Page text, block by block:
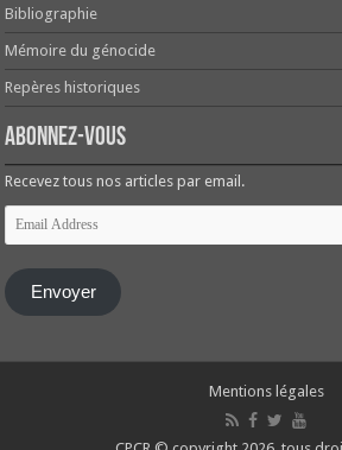
Bibliographie
Mémoire du génocide
Repères historiques
Abonnez-vous
Recevez tous nos articles par email.
Email
Address
Envoyer
Mentions légales